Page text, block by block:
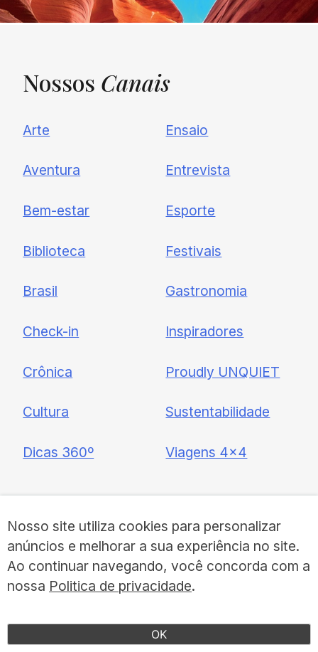
UNQUIET
Newsletter
nossas novidades.
Nossos Canais
Arte
Aventura
Bem-estar
Biblioteca
Brasil
Check-in
Crônica
Cultura
Dicas 360º
Ensaio
Entrevista
Esporte
Festivais
Gastronomia
Inspiradores
Proudly UNQUIET
Sustentabilidade
Viagens 4×4
Institucional
Colaboradores
O que é ser UNQUIET
Fale Conosco
Assinar Revista
Política de Privacidade
Nosso site utiliza cookies para personalizar
anúncios e melhorar a sua experiência no site.
Ao continuar navegando, você concorda com a
nossa Politica de privacidade.
OK